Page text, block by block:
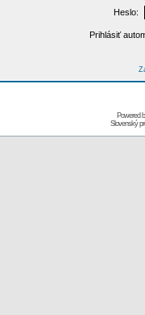
Heslo:
Prihlásiť
Powered
Slovenský